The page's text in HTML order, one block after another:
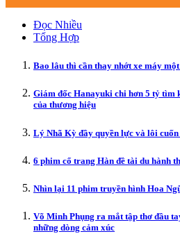
Đọc Nhiều
Tổng Hợp
Bao lâu thì cần thay nhớt xe máy
Giám đốc Hanayuki chi hơn 5 tỷ tìm
của thương hiệu
Lý Nhã Kỳ đầy quyền lực và lôi
6 phim cổ trang Hàn đề tài du hành
Nhìn lại 11 phim truyền hình Hoa
Võ Minh Phụng ra mắt tập thơ đầu
những dòng cảm xúc